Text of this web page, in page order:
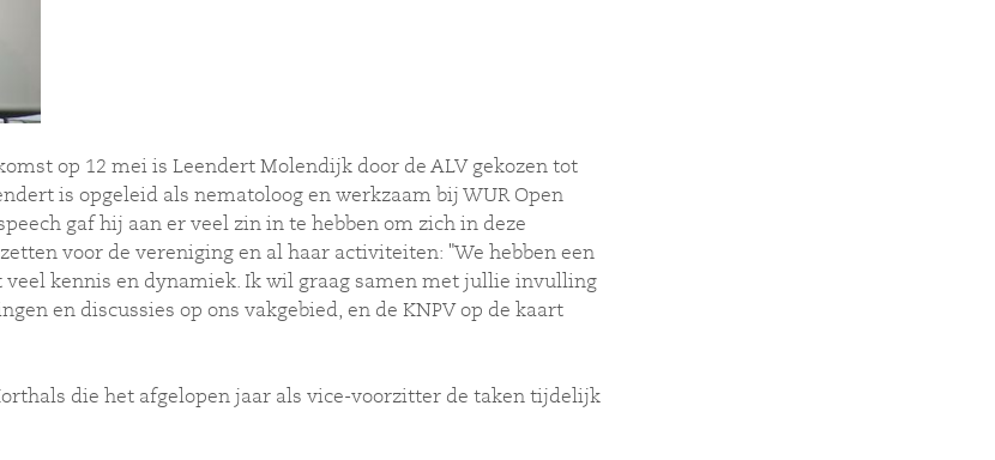
op 12 mei is Leendert Molendijk door de ALV gekozen tot
is opgeleid als nematoloog en werkzaam bij WUR Open
gaf hij aan er veel zin in te hebben om zich in deze
voor de vereniging en al haar activiteiten: "We hebben een
kennis en dynamiek. Ik wil graag samen met jullie invulling
en discussies op ons vakgebied, en de KNPV op de kaart
die het afgelopen jaar als vice-voorzitter de taken tijdelijk